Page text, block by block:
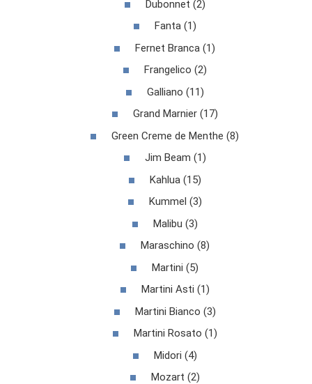
Dubonnet (2)
Fanta (1)
Fernet Branca (1)
Frangelico (2)
Galliano (11)
Grand Marnier (17)
Green Creme de Menthe (8)
Jim Beam (1)
Kahlua (15)
Kummel (3)
Malibu (3)
Maraschino (8)
Martini (5)
Martini Asti (1)
Martini Bianco (3)
Martini Rosato (1)
Midori (4)
Mozart (2)